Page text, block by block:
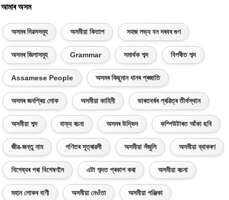
আমাৰ অসম
অসমৰ দিৱসসমূহ অসমীয়া কিতাপ সহজ লভ্য বন দৰবৰ গুণ
অসমৰ জিলাসমূহ Grammar সমাৰ্থক শব্দ বিপৰীত শব্দ
Assamese People অসমৰ কিছুমান ধানৰ প্ৰজাতি
অসমৰ জনপ্ৰিয় লোক অসমীয়া কাহিনী ভাৰতবৰ্ষৰ প্ৰৱিত্ৰ তীৰ্থস্থান
অসমীয়া শব্দ বাক্য ৰচনা অসমৰ উদ্ভিদ কম্পিউটাৰত আঁকা ছবি
জীৱ-জন্তু নাম গণিতৰ সূত্ৰাৱলী অসমীয়া সঁজুলি অসমীয়া ব্যাকৰণ
বিশেষ্যৰ পৰা বিশেষণলৈ এটা শব্দত প্ৰকাশ কৰা অসমীয়া ৰচনা
মহান লোকৰ বাণী অসমীয়া নেওঁতা অসমীয়া পঞ্জিকা